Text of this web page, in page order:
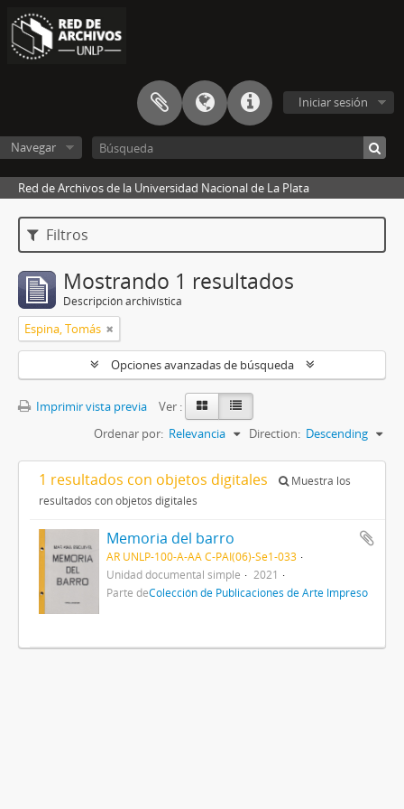
Iniciar sesión
Navegar
Red de Archivos de la Universidad Nacional de La Plata
Filtros
Mostrando 1 resultados
Descripción archivística
Espina, Tomás
Opciones avanzadas de búsqueda
Imprimir vista previa
Ver :
Ordenar por: Relevancia Direction: Descending
1 resultados con objetos digitales
Muestra los
resultados con objetos digitales
Memoria del barro
AR UNLP-100-A-AA C-PAI(06)-Se1-033
Unidad documental simple
2021
Parte deColección de Publicaciones de Arte Impreso